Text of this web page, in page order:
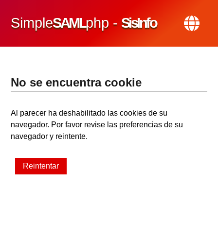
SimpleSAMLphp -SisInfo
No se encuentra cookie
Al parecer ha deshabilitado las cookies de su
navegador. Por favor revise las preferencias de su
navegador y reintente.
Reintentar